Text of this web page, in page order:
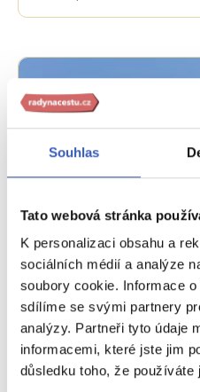
Souhlas
Tato webová stránka
K personalizaci obsahu a
sociálních médií a analýze
soubory cookie. Informace
sdílíme se svými partnery
analýzy. Partneři tyto údaje
informacemi, které jste jim
důsledku toho, že používáte
Oblíbená místa
Burgtheater: jedna
německojazyčných
7711 přečtení